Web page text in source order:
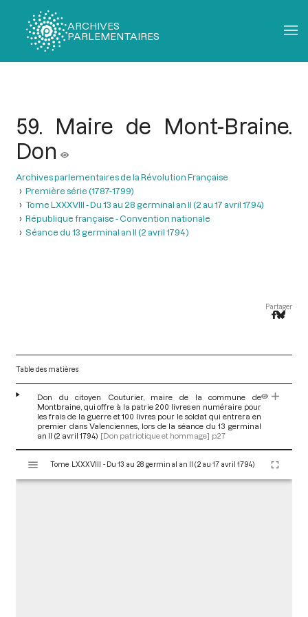
ARCHIVES
PARLEMENTAIRES
59. Maire de Mont-Braine.
Don
Archives parlementaires de la Révolution Française
Première série (1787-1799)
Tome LXXXVIII - Du 13 au 28 germinal an II (2 au 17 avril 1794)
République française - Convention nationale
Séance du 13 germinal an II (2 avril 1794 )
Partager
Table des matières
Don du citoyen Couturier, maire de la commune de
Montbraine, qui offre à la patrie 200 livres en numéraire pour
les frais de la guerre et 100 livres pour le soldat qui entrera en
premier dans Valenciennes, lors de la séance du 13 germinal
an II (2 avril 1794) [Don patriotique et hommage] p.27
s
Tome LXXXVIII - Du 13 au 28 germinal an II (2 au 17 avril 1794)